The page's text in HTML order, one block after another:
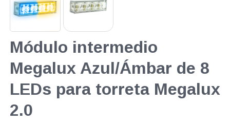
Módulo intermedio
Megalux Azul/Ámbar de 8
LEDs para torreta Megalux
2.0